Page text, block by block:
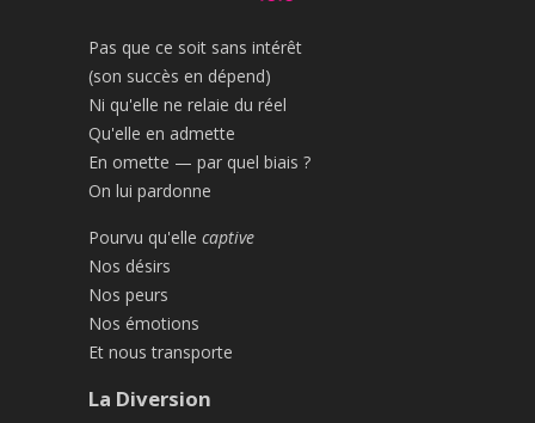
Pas que ce soit sans intérêt
(son succès en dépend)
Ni qu'elle ne relaie du réel
Qu'elle en admette
En omette — par quel biais ?
On lui pardonne
Pourvu qu'elle captive
Nos désirs
Nos peurs
Nos émotions
Et nous transporte
La Diversion